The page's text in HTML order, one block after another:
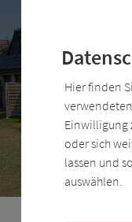
Hier finden
Einwilligung
oder sich
lassen und
auswählen.